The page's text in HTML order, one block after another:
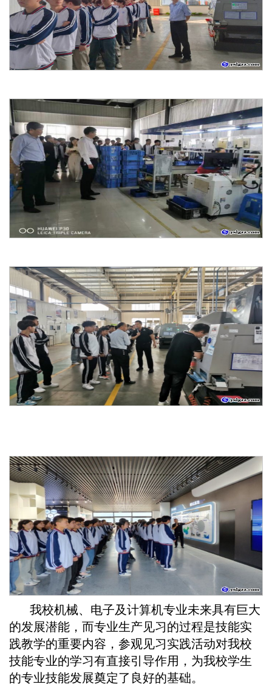
我校机械、电子及计算机专业未来具有巨大
的发展潜能，而专业生产见习的过程是技能实
践教学的重要内容，参观见习实践活动对我校
技能专业的学习有直接引导作用，为我校学生
的专业技能发展奠定了良好的基础。